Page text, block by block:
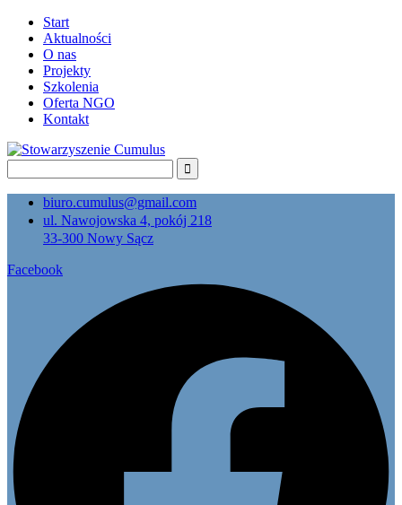
Start
Aktualności
O nas
Projekty
Szkolenia
Oferta NGO
Kontakt
biuro.cumulus@gmail.com
ul. Nawojowska 4, pokój 218
33-300 Nowy Sącz
Facebook